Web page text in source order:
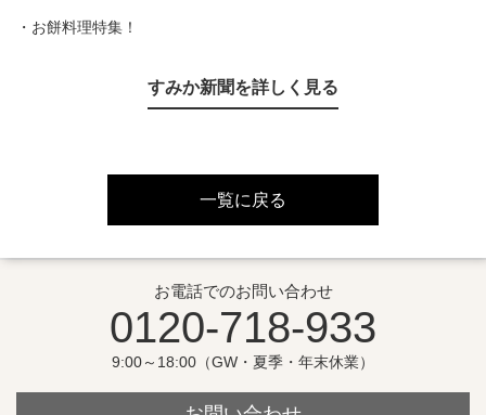
・お餅料理特集！
すみか新聞を詳しく見る
一覧に戻る
お電話でのお問い合わせ
0120-718-933
9:00～18:00（GW・夏季・年末休業）